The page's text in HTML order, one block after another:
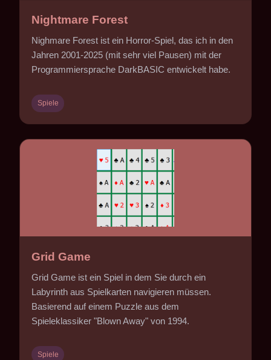
Nightmare Forest
Nighmare Forest ist ein Horror-Spiel, das ich in den
Jahren 2001-2025 (mit sehr viel Pausen) mit der
Programmiersprache DarkBASIC entwickelt habe.
Spiele
Grid Game
Grid Game ist ein Spiel in dem Sie durch ein
Labyrinth aus Spielkarten navigieren müssen.
Basierend auf einem Puzzle aus dem
Spieleklassiker "Blown Away" von 1994.
Spiele